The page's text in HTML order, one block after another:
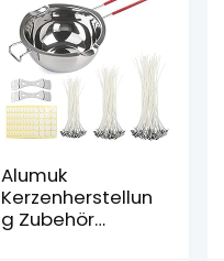
Alumuk
Kerzenherstellun
g Zubehör